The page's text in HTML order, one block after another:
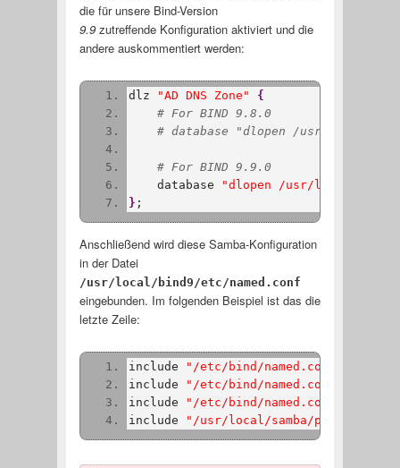
die für unsere Bind-Version
9.9zutreffende Konfiguration aktiviert und die
andere auskommentiert werden:
dlz "AD DNS Zone"
{
# For BIND 9.8.0
# database "dlopen /usr/local/
# For BIND 9.9.0
    database
"dlopen /usr/local/
} ;
Anschließend wird diese Samba-Konfiguration
in der Datei
/usr/local/bind9/etc/named.conf
eingebunden. Im folgenden Beispiel ist das die
letzte Zeile:
include "/etc/bind/named.conf.options"
include
"/etc/bind/named.conf.local"
include
"/etc/bind/named.conf.default-
include
"/usr/local/samba/private/